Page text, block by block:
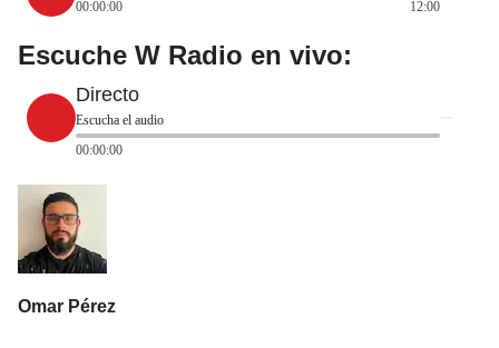
00:00:00
12:00
Escuche W Radio en vivo:
Directo
Escucha el audio
00:00:00
Omar Pérez